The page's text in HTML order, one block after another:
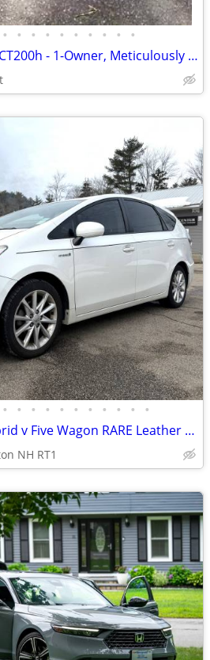
• • • • • • • • • •
FOR SALE: 2013 Lexus CT200h - 1-Owner, Meticulously Maintained
• • • • • • • • • • •
2012 Toyota Prius Hybrid v Five Wagon RARE Leather Clean No Rust
NH RT1